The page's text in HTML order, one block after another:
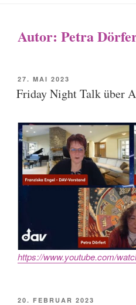
Autor: Petra
POSTED
ON
27. MAI 2023
Friday Night Talk über
https://www.youtube.com/
POSTED
20. FEBRUAR 2023